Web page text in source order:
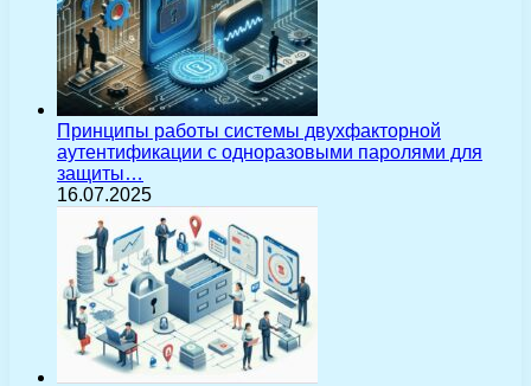
Принципы работы системы двухфакторной
аутентификации с одноразовыми паролями для
защиты…
16.07.2025